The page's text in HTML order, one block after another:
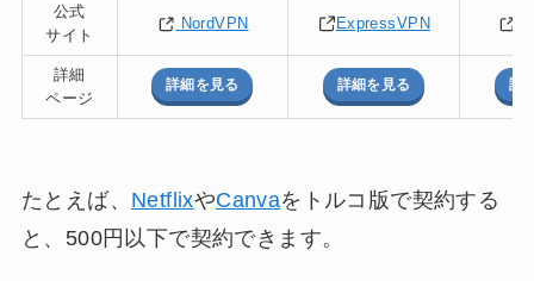
公式
サイト
NordVPN ExpressVPN
詳細
ページ
詳細を見る 詳細を見る 詳
たとえば、 NetflixやCanvaをトルコ版で契約する
と、500円以下で契約できます。